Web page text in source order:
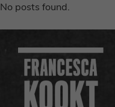
No posts found.